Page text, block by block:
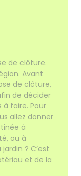
de clôture.
Avant
de clôture,
de décider
faire. Pour
allez donner
à
ou à
? C’est
et de la